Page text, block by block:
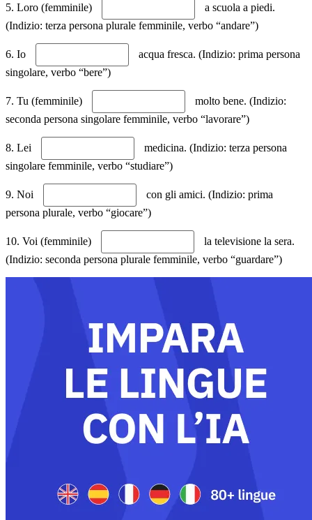
5. Loro (femminile)
a scuola a piedi.
(Indizio: terza persona plurale femminile, verbo “andare”)
6. Io
acqua fresca. (Indizio: prima persona
singolare, verbo “bere”)
7. Tu (femminile)
molto bene. (Indizio:
seconda persona singolare femminile, verbo “lavorare”)
8. Lei
medicina. (Indizio: terza persona
singolare femminile, verbo “studiare”)
9. Noi
con gli amici. (Indizio: prima
persona plurale, verbo “giocare”)
10. Voi (femminile)
la televisione la sera.
(Indizio: seconda persona plurale femminile, verbo “guardare”)